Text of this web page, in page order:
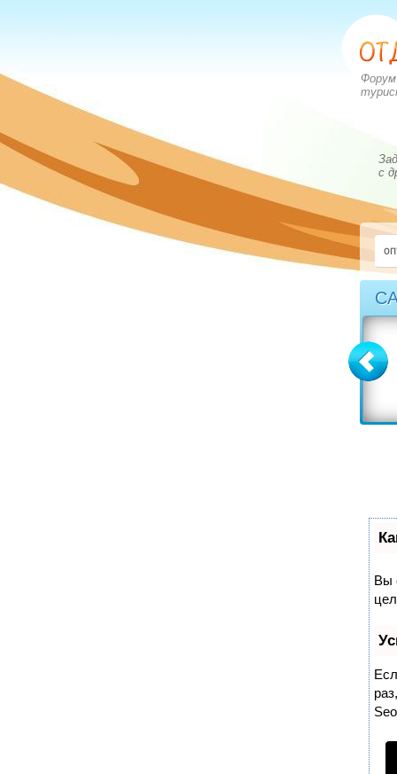
с
вопросов: 2828
Вы